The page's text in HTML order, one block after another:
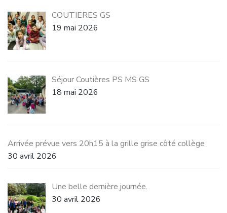
COUTIERES GS
19 mai 2026
Séjour Coutières PS MS GS
18 mai 2026
Arrivée prévue vers 20h15 à la grille grise côté collège
30 avril 2026
Une belle dernière journée.
30 avril 2026